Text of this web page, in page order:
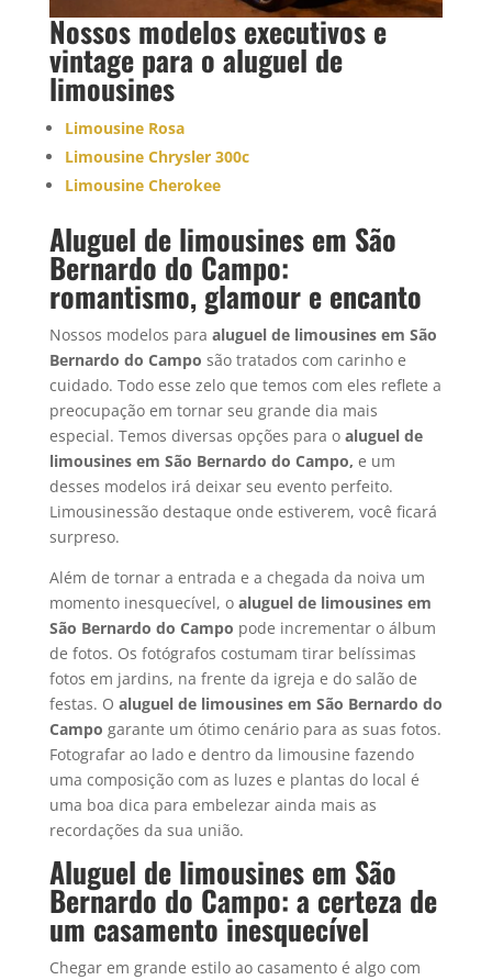
Nossos modelos executivos e
vintage para oaluguel de
limousines
Limousine Rosa
Limousine Chrysler 300c
Limousine Cherokee
Aluguel de limousines em São
Bernardo do Campo:
romantismo, glamour e encanto
Nossos modelos para aluguel de limousines em São
Bernardo do Campo são tratados com carinho e
cuidado. Todo esse zelo que temos com eles reflete a
preocupação em tornar seu grande dia mais
especial. Temos diversas opções para o aluguel de
limousines em São Bernardo do Campo, e um
desses modelos irá deixar seu evento perfeito.
Limousinessão destaque onde estiverem, você ficará
surpreso.
Além de tornar a entrada e a chegada da noiva um
momento inesquecível, o aluguel de limousines em
São Bernardo do Campo pode incrementar o álbum
de fotos. Os fotógrafos costumam tirar belíssimas
fotos em jardins, na frente da igreja e do salão de
festas. O aluguel de limousines em São Bernardo do
Campo garante um ótimo cenário para as suas fotos.
Fotografar ao lado e dentro da limousine fazendo
uma composição com as luzes e plantas do local é
uma boa dica para embelezar ainda mais as
recordações da sua união.
Aluguel de limousines em São
Bernardo do Campo: a certeza de
um casamento inesquecível
Chegar em grande estilo ao casamento é algo com